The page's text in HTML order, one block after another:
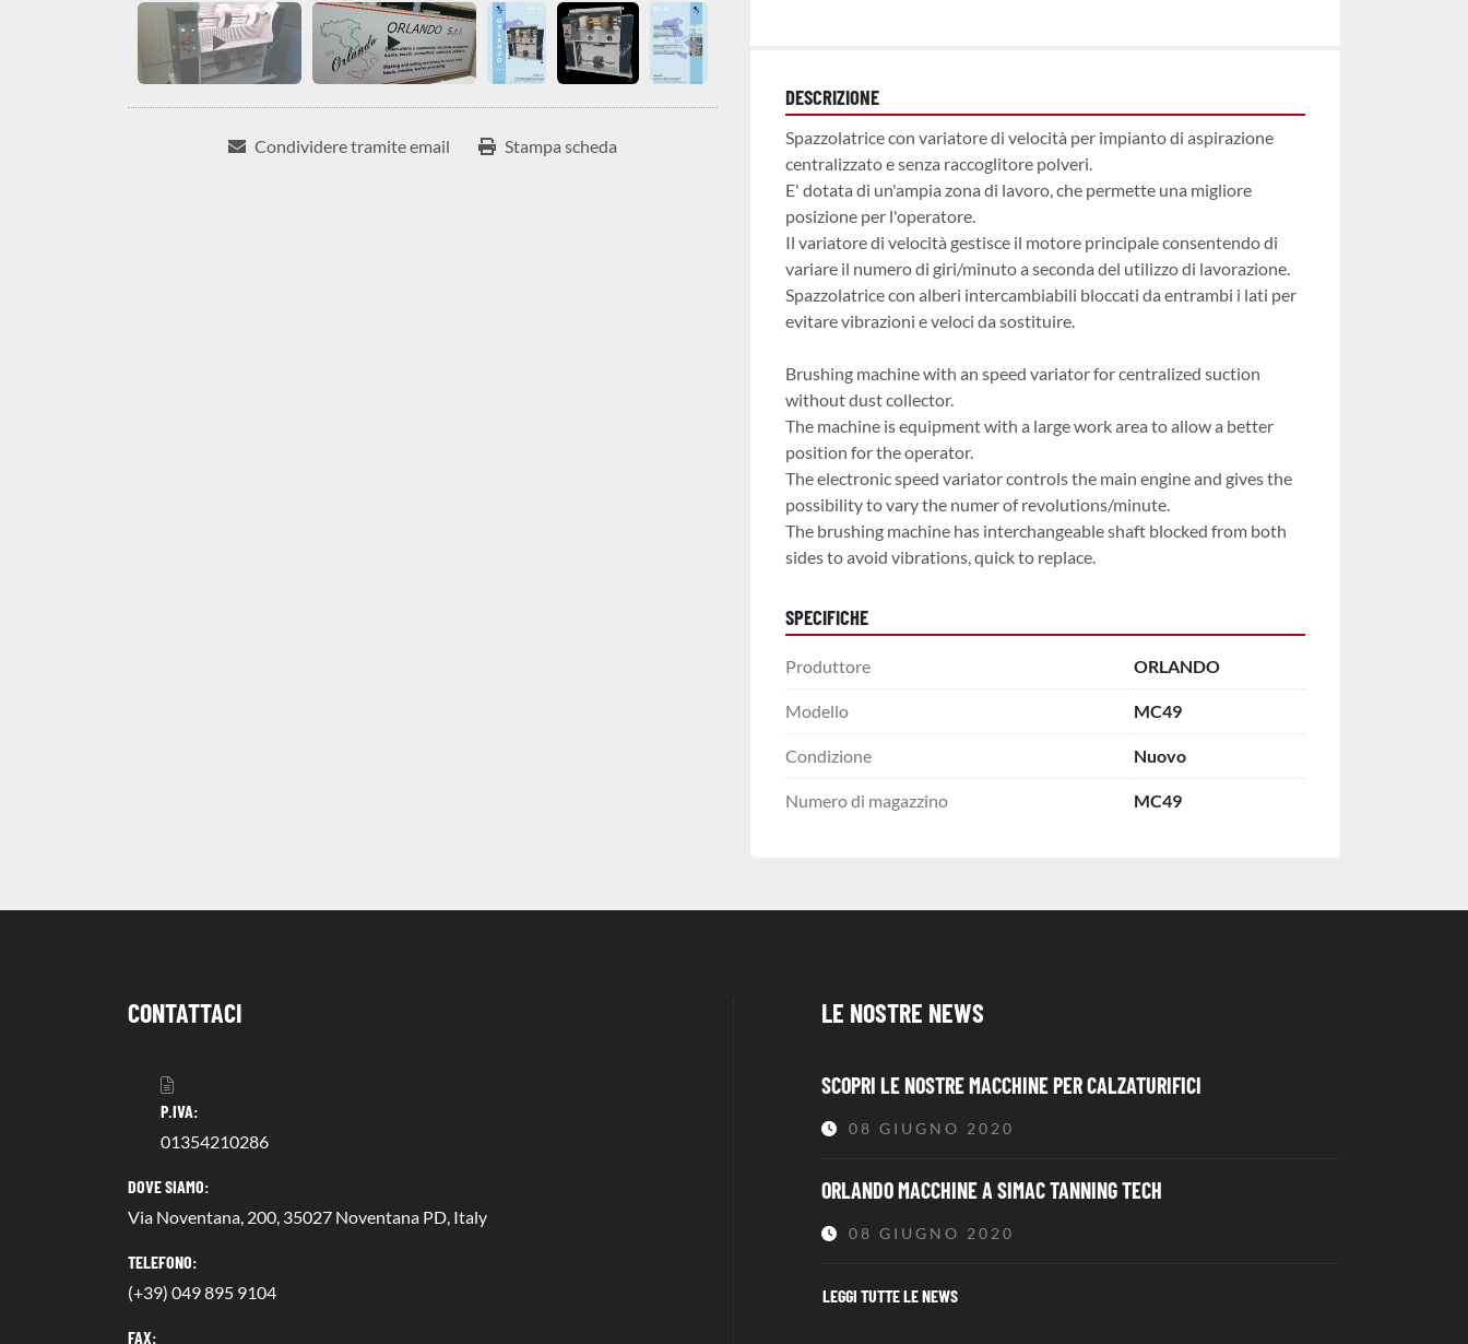
Condividere tramite email Stampa scheda
DESCRIZIONE
Spazzolatrice con variatore di velocità per impianto di aspirazione
centralizzato e senza raccoglitore polveri.
E' dotata di un'ampia zona di lavoro, che permette una migliore
posizione per l'operatore.
Il variatore di velocità gestisce il motore principale consentendo di
variare il numero di giri/minuto a seconda del utilizzo di lavorazione.
Spazzolatrice con alberi intercambiabili bloccati da entrambi i lati per
evitare vibrazioni e veloci da sostituire.
Brushing machine with an speed variator for centralized suction
without dust collector.
The machine is equipment with a large work area to allow a better
position for the operator.
The electronic speed variator controls the main engine and gives the
possibility to vary the numer of revolutions/minute.
The brushing machine has interchangeable shaft blocked from both
sides to avoid vibrations, quick to replace.
SPECIFICHE
Produttore ORLANDO
Modello MC49
Condizione Nuovo
Numero di magazzino MC49
CONTATTACI
P.IVA:
01354210286
DOVE SIAMO:
Via Noventana, 200, 35027 Noventana PD, Italy
TELEFONO:
(+39) 049 895 9104
FAX:
LE NOSTRE NEWS
SCOPRI LE NOSTRE MACCHINE PER CALZATURIFICI
08 GIUGNO 2020
ORLANDO MACCHINE A SIMAC TANNING TECH
08 GIUGNO 2020
LEGGI TUTTE LE NEWS